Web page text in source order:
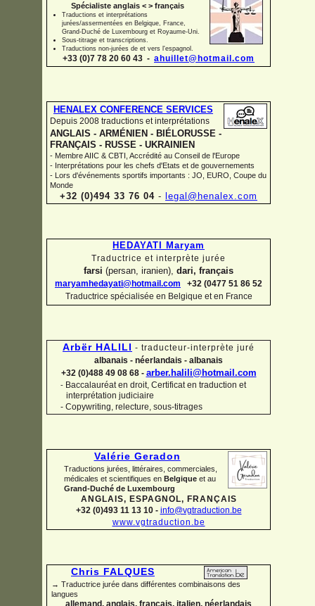
Spécialiste anglais < > français
Traductions et interprétations
jurées/assermentées en Belgique, France,
Grand-Duché de Luxembourg et Royaume-Uni.
Sous-titrage et transcriptions.
Traductions non-jurées de et vers l'espagnol.
+33 (0)7 78 20 60 43 - ahuillet@hotmail.com
HENALEX CONFERENCE SERVICES
Depuis 2008 traductions et interprétations
ANGLAIS - ARMÉNIEN - BIÉLORUSSE -
FRANÇAIS - RUSSE - UKRAINIEN
- Membre AIIC & CBTI, Accrédité au Conseil de l'Europe
- Interprétations pour les chefs d'Etats et de gouvernements
- Lors d'événements sportifs importants : JO, EURO, Coupe du
Monde
+32 (0)494 33 76 04 - legal@henalex.com
HEDAYATI Maryam
Traductrice et interprète jurée
farsi (persan, iranien), dari, français
maryamhedayati@hotmail.com +32 (0477 51 86 52
Traductrice spécialisée en Belgique et en France
Arbër HALILI - traducteur-interprète juré
albanais - néerlandais - albanais
+32 (0)488 49 08 68 - arber.halili@hotmail.com
- Baccalauréat en droit, Certificat en traduction et
interprétation judiciaire
- Copywriting, relecture, sous-titrages
Valérie Geradon
Traductions jurées, littéraires, commerciales,
médicales et scientifiques en Belgique et au
Grand-Duché de Luxembourg
ANGLAIS, ESPAGNOL, FRANÇAIS
+32 (0)493 11 13 10 - info@vgtraduction.be
www.vgtraduction.be
Chris FALQUES
→ Traductrice jurée dans différentes combinaisons des
langues
allemand, anglais, français, italien, néerlandais